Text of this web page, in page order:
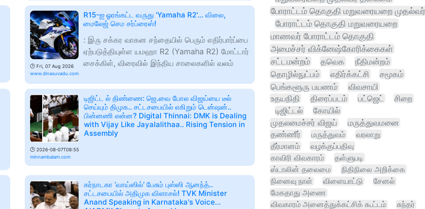
🕑 Fri, 07 Aug 2026
www.dinasuvadu.com
R15-ஐ ஓரங்கட்ட வருது 'Yamaha R2'... விலை,
மைலேஜ் செம சர்ப்ரைஸ்!
: இரு சக்கர வாகன சந்தையில் பெரும் எதிர்பார்ப்பை
ஏற்படுத்தியுள்ள யமஹா R2 (Yamaha R2) மோட்டார்
சைக்கிள், விரைவில் இந்திய சாலைகளில் வலம்
🕑 2026-08-07T08:55
minnambalam.com
டிஜிட்ட ல் திண்ணை: ஜெ.வை போல விஜய்யை டீல்
செய்யும் திமுக.. சட்டசபையில் எகிறும் டென்ஷன்..
பின்னணி என்ன? Digital Thinnai: DMK is Dealing
with Vijay Like Jayalalithaa.. Rising Tension in
Assembly
கர்நாடகா ‘வாய்ஸில்’ பேசும் புஸ்ஸி ஆனந்த்..
சட்டசபையில் அதிமுக விளாசல்! TVK Minister
Anand Speaking in Karnataka's Voice...
போராட்டம் தொகுதி மறுவரையறை முதல்வர்
போராட்டம் தொகுதி மறுவரையறை
மாணவர் போராட்டம் தொகுதி
அமைச்சர் விக்னேஷ்கோரிக்கைகள்
சட்டமன்றம்
தவெக
நீதிமன்றம்
தொழில்நுட்பம்
எதிர்க்கட்சி
சமூகம்
பெங்களூரு பயணம்
விவசாயி
உதயநிதி திரைப்படம் பட்ஜெட்
சிறை
டிஜிட்டல்
கோயில்
முதலமைச்சர் விஜய்
மருத்துவமனை
தண்ணீர்
மருத்துவம்
வரலாறு
தீர்மானம்
வழக்குப்பதிவு
காவிரி விவகாரம்
தள்ளுபடி
ஸ்டாலின் தலைமை
நிதிநிலை அறிக்கை
நினைவு நாள் விளையாட்டு
சேனல்
மேகதாது அணை
விவகாரம் அனைத்துக்கட்சிக் கூட்டம்
சுந்தர்